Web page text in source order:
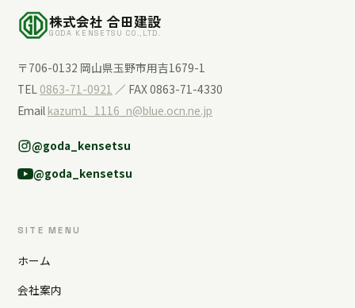
株式会社 合田建設
GODA KENSETSU CO.,LTD.
〒706-0132 岡山県玉野市用吉1679-1
TEL 0863-71-0921 ／ FAX 0863-71-4330
Email kazum1_1116_n@blue.ocn.ne.jp
@goda_kensetsu
@goda_kensetsu
SITE MENU
ホーム
会社案内